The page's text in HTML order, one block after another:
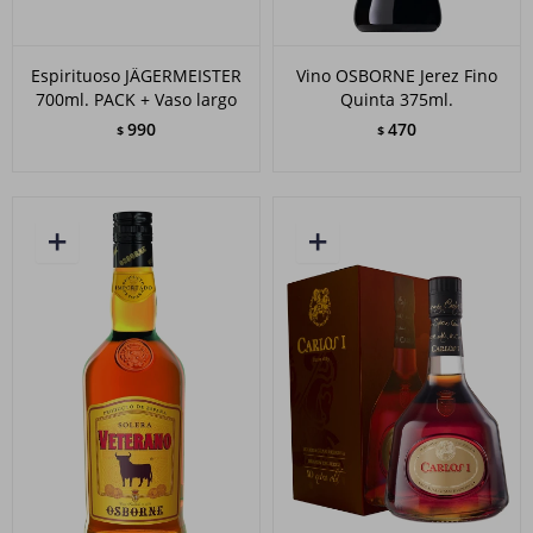
Espirituoso JÄGERMEISTER
700ml. PACK + Vaso largo
$ 990
Vino OSBORNE Jerez Fino
Quinta 375ml.
$ 470